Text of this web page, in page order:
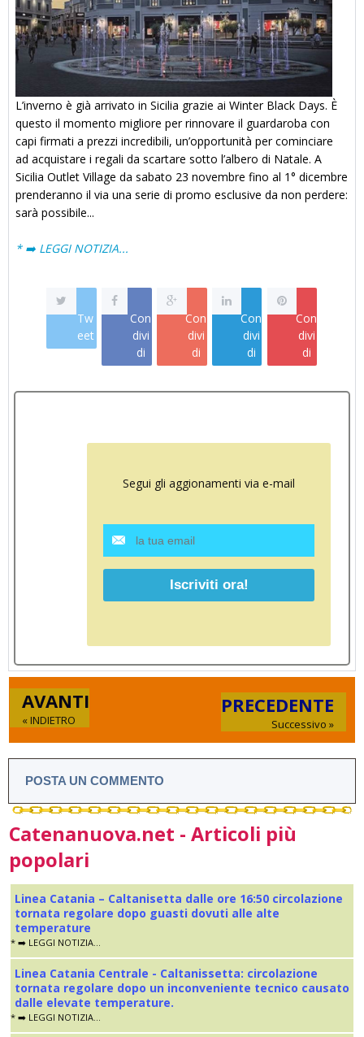
L’inverno è già arrivato in Sicilia grazie ai Winter Black Days. È
questo il momento migliore per rinnovare il guardaroba con
capi firmati a prezzi incredibili, un’opportunità per cominciare
ad acquistare i regali da scartare sotto l’albero di Natale. A
Sicilia Outlet Village da sabato 23 novembre fino al 1° dicembre
prenderanno il via una serie di promo esclusive da non perdere:
sarà possibile...
* ➡️ LEGGI NOTIZIA...
Tw
eet
Con
divi
di
Con
divi
di
Con
divi
di
Con
divi
di
Segui gli aggionamenti via e-mail
AVANTI
« INDIETRO
PRECEDENTE
Successivo »
POSTA UN COMMENTO
Catenanuova.net - Articoli più
popolari
Linea Catania – Caltanisetta dalle ore 16:50 circolazione
tornata regolare dopo guasti dovuti alle alte
temperature
* ➡️ LEGGI NOTIZIA...
Linea Catania Centrale - Caltanissetta: circolazione
tornata regolare dopo un inconveniente tecnico causato
dalle elevate temperature.
* ➡️ LEGGI NOTIZIA...